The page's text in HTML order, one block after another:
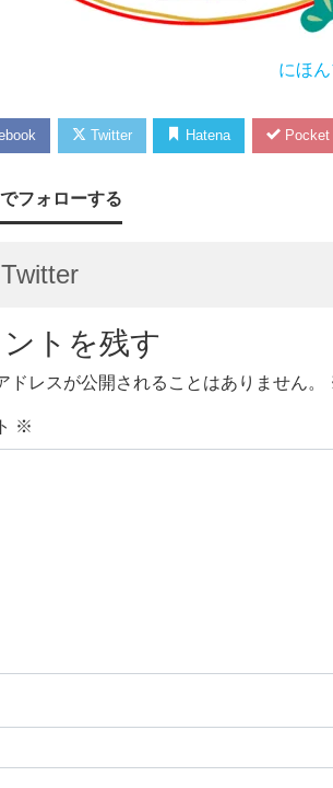
にほ
Twitter Hatena Pocket
フォローする
Twitter
トを残す
ドレスが公開されることはありません。
※